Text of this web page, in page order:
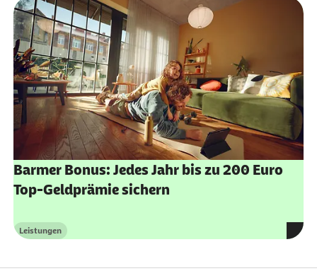
Barmer Bonus: Jedes Jahr bis zu 200 Euro
Top-Geldprämie sichern
Kategorie
Leistungen